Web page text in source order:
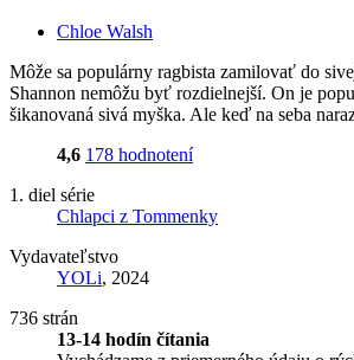
Chloe Walsh
Môže sa populárny ragbista zamilovať do
Shannon nemôžu byť rozdielnejší. On je
šikanovaná sivá myška. Ale keď na seba
4,6 178 hodnotení
1. diel série
Chlapci z Tommenky
Vydavateľstvo
YOLi, 2024
736 strán
13-14 hodín čítania